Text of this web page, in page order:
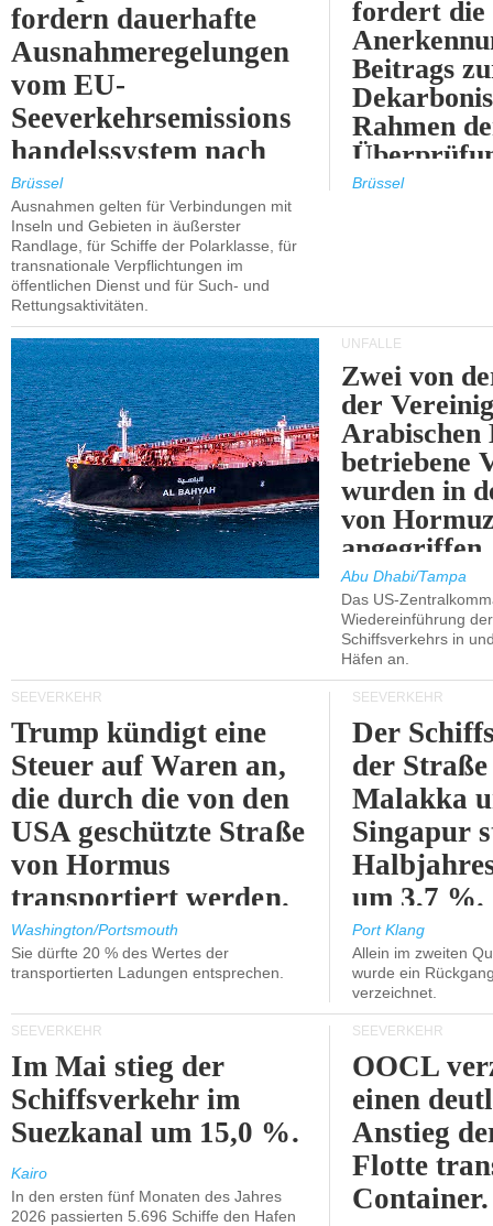
fordern dauerhafte
Ausnahmeregelungen
vom EU-
Seeverkehrsemissions
handelssystem nach
2030.
Brüssel
Ausnahmen gelten für Verbindungen mit
Inseln und Gebieten in äußerster
Randlage, für Schiffe der Polarklasse, für
transnationale Verpflichtungen im
öffentlichen Dienst und für Such- und
Rettungsaktivitäten.
fordert die
Beitrags
Rahmen
ETS.
Brüssel
UNFÄLLE
Zwei von
der
Arabischen
betriebene
wurden in
von
angegriffen.
Abu Dhabi/Tampa
Das US-
Wiedereinführung
Schiffsverkehrs in
Häfen an.
SEEVERKEHR
Trump kündigt eine
Steuer auf Waren an,
die durch die von den
USA geschützte Straße
von Hormus
transportiert werden.
Washington/Portsmouth
Sie dürfte 20 % des Wertes der
transportierten Ladungen entsprechen.
SEEVERKEHR
Der
der
Malakka
Singapur
um 3,7 %.
Port Klang
Allein im zweiten
wurde ein
verzeichnet.
SEEVERKEHR
Im Mai stieg der
Schiffsverkehr im
Suezkanal um 15,0 %.
Kairo
In den ersten fünf Monaten des Jahres
2026 passierten 5.696 Schiffe den Hafen
SEEVERKEHR
OOCL
einen
Anstieg
Flotte
Container.